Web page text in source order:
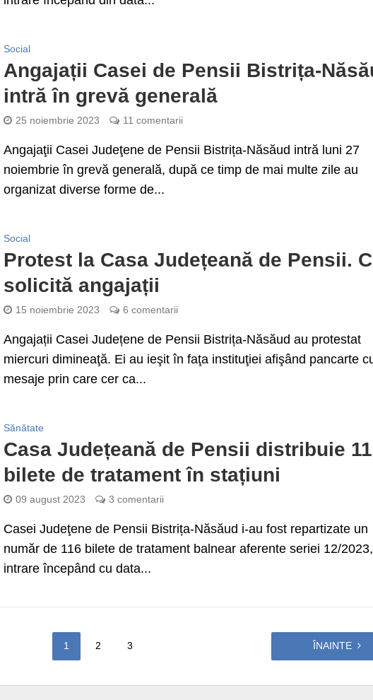
Social
Angajații Casei de Pensii Bistrița-
intră în grevă generală
25 noiembrie 2023 11 comentarii
Angajaţii Casei Judeţene de Pensii Bistrița-Năsăud intră luni 27
noiembrie în grevă generală, după ce timp de mai multe zile au
organizat diverse forme de...
Social
Protest la Casa Județeană de Pensii.
solicită angajații
15 noiembrie 2023 6 comentarii
Angajații Casei Județene de Pensii Bistrița-Năsăud au protestat
miercuri dimineaţă. Ei au ieşit în faţa instituţiei afişând pancarte
mesaje prin care cer ca...
Sănătate
Casa Județeană de Pensii distribuie
bilete de tratament în stațiuni
09 august 2023 3 comentarii
Casei Judeţene de Pensii Bistrița-Năsăud i-au fost repartizate un
număr de 116 bilete de tratament balnear aferente seriei 12/
intrare începând cu data...
1 2 3 ÎNAINTE